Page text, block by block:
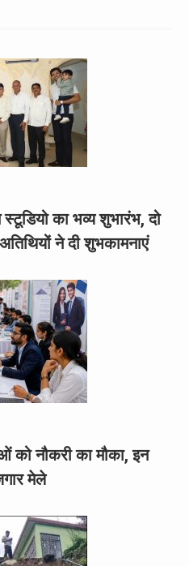
का भव्य शुभारंभ, दो
ने दी शुभकामनाएं
को नौकरी का मौका, इन
मेले